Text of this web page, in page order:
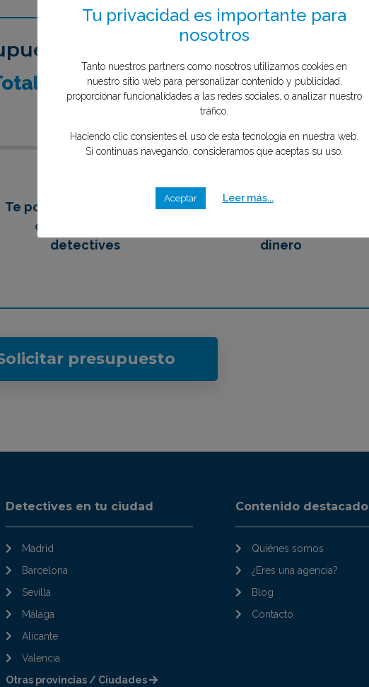
el menos de 1 minuto
GRATIS
2 3
Te ponemos en contacto
con los mejores
detectives
Eliges tu mejor opción,
dinero
presupuesto
Detectives en tu ciudad
Madrid
Barcelona
Sevilla
Málaga
Alicante
Valencia
Otras provincias / Ciudades
Contenido destacado
Quiénes somos
¿Eres una agencia?
Blog
Contacto
Tu privacidad es importante para
nosotros
Tanto nuestros partners como nosotros utilizamos cookies en
nuestro sitio web para personalizar contenido y publicidad,
tráfico.
¿Qué tipo de caso quieres investigar?*